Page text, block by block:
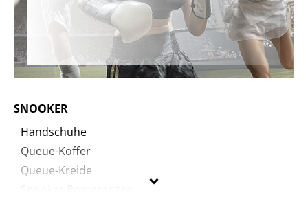
SNOOKER
Handschuhe
Queue-Koffer
Queue-Kreide